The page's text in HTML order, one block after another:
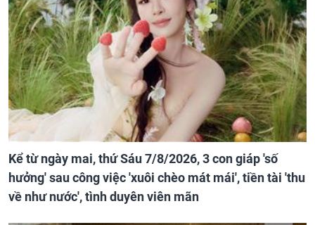
Kể từ ngày mai, thứ Sáu 7/8/2026, 3 con giáp 'số
hưởng' sau công việc 'xuôi chèo mát mái', tiền tài 'thu
về như nước', tình duyên viên mãn